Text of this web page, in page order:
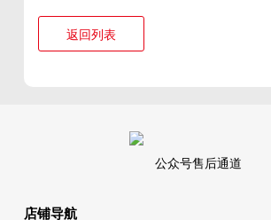
返回列表
公众号售后通道
店铺导航